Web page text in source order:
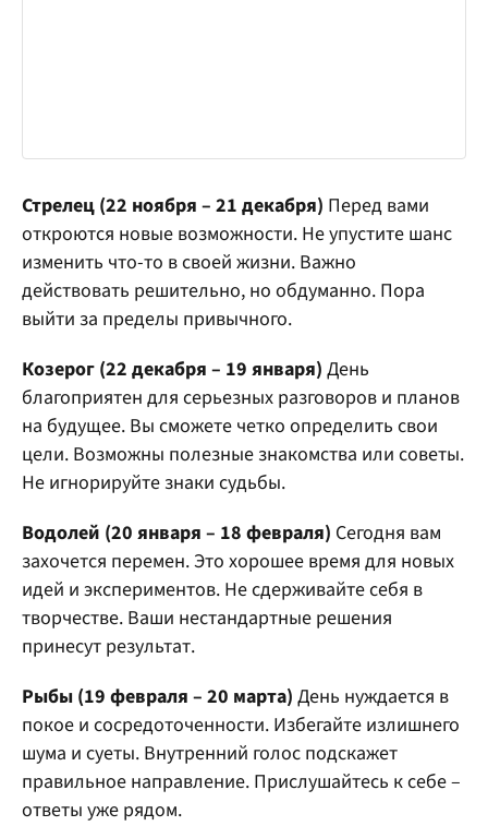
Стрелец (22 ноября – 21 декабря) Перед вами
откроются новые возможности. Не упустите шанс
изменить что-то в своей жизни. Важно
действовать решительно, но обдуманно. Пора
выйти за пределы привычного.
Козерог (22 декабря – 19 января) День
благоприятен для серьезных разговоров и планов
на будущее. Вы сможете четко определить свои
цели. Возможны полезные знакомства или советы.
Не игнорируйте знаки судьбы.
Водолей (20 января – 18 февраля) Сегодня вам
захочется перемен. Это хорошее время для новых
идей и экспериментов. Не сдерживайте себя в
творчестве. Ваши нестандартные решения
принесут результат.
Рыбы (19 февраля – 20 марта) День нуждается в
покое и сосредоточенности. Избегайте излишнего
шума и суеты. Внутренний голос подскажет
правильное направление. Прислушайтесь к себе –
ответы уже рядом.